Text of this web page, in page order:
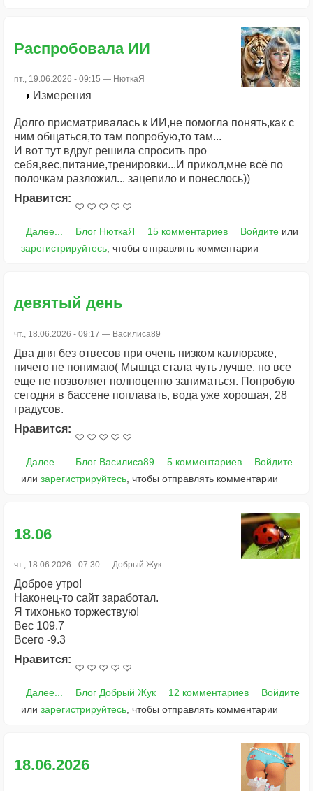
Распробовала ИИ
пт., 19.06.2026 - 09:15 — НюткаЯ
Измерения
Долго присматривалась к ИИ,не помогла понять,как с
ним общаться,то там попробую,то там...
И вот тут вдруг решила спросить про
себя,вес,питание,тренировки...И прикол,мне всё по
полочкам разложил... зацепило и понеслось))
Нравится:
Далее... Блог НюткаЯ 15 комментариев Войдитеили
зарегистрируйтесь , чтобы отправлять комментарии
девятый день
чт., 18.06.2026 - 09:17 — Василиса89
Два дня без отвесов при очень низком каллораже,
ничего не понимаю( Мышца стала чуть лучше, но все
еще не позволяет полноценно заниматься. Попробую
сегодня в бассене поплавать, вода уже хорошая, 28
градусов.
Нравится:
Далее... Блог Василиса89 5 комментариев
Войдите
или зарегистрируйтесь , чтобы отправлять комментарии
18.06
чт., 18.06.2026 - 07:30 — Добрый Жук
Доброе утро!
Наконец-то сайт заработал.
Я тихонько торжествую!
Вес 109.7
Всего -9.3
Нравится:
Далее... Блог Добрый Жук 12 комментариев
Войдите
или зарегистрируйтесь , чтобы отправлять комментарии
18.06.2026